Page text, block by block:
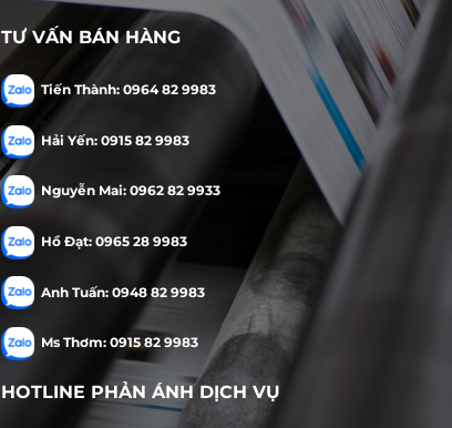
TƯ VẤN BÁN HÀNG
Tiến Thành: 0964 82 9983
Hải Yến: 0915 82 9983
Nguyễn Mai: 0962 82 9933
Hồ Đạt: 0965 28 9983
Anh Tuấn: 0948 82 9983
Ms Thơm: 0915 82 9983
HOTLINE PHẢN ÁNH DỊCH VỤ